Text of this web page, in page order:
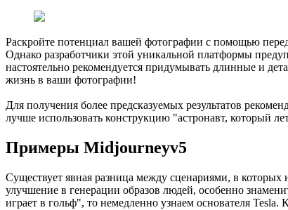
Раскройте потенциал вашей фотографии с помощью
Однако разработчики этой уникальной платформы
настоятельно рекомендуется придумывать длинные и
жизнь в ваши фотографии!
Для получения более предсказуемых результатов
лучше использовать конструкцию "астронавт, который
Примеры Midjourneyv5
Существует явная разница между сценариями, в которых
улучшение в генерации образов людей, особенно
играет в гольф", то немедленно узнаем основателя